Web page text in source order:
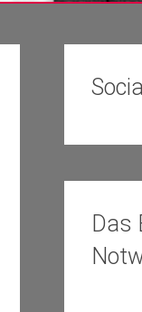
Das